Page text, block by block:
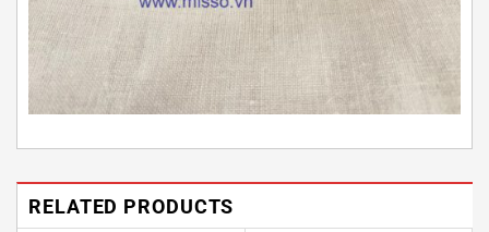
RELATED PRODUCTS